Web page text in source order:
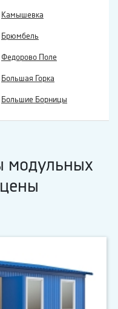
Камышевка
Брюмбель
Федорово Поле
Большая Горка
Большие Борницы
модульных